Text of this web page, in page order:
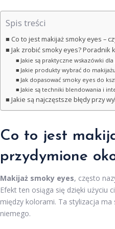
Spis treści
Co to jest makijaż smoky eyes –
Jak zrobić smoky eyes? Poradnik
Jakie są praktyczne wskazówki
Jakie produkty wybrać do
Jak dopasować smoky eyes do
Jakie są techniki blendowania i
Jakie są najczęstsze błędy przy
Co to jest
przydymione
Makijaż smoky eyes, często
Efekt ten osiąga się dzięki użyciu
między kolorami. Ta stylizacja
niemego.